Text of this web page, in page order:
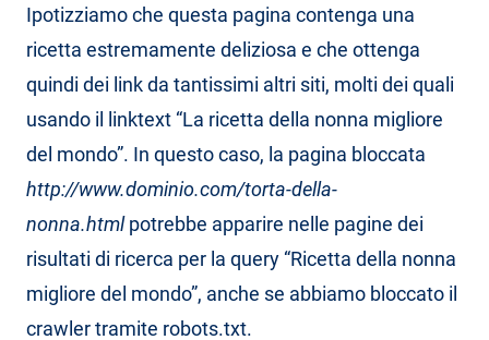
Ipotizziamo che questa pagina contenga una
ricetta estremamente deliziosa e che ottenga
quindi dei link da tantissimi altri siti, molti dei quali
usando il linktext “La ricetta della nonna migliore
del mondo”. In questo caso, la pagina bloccata
http://www.dominio.com/torta-della-
nonna.htmlpotrebbe apparire nelle pagine dei
risultati di ricerca per la query “Ricetta della nonna
migliore del mondo”, anche se abbiamo bloccato il
crawler tramite robots.txt.